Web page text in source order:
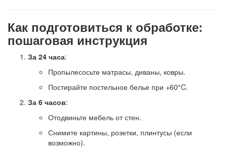
Как подготовиться к обработке:
пошаговая инструкция
За 24 часа:
Пропылесосьте матрасы, диваны, ковры.
Постирайте постельное белье при +60°C.
За 6 часов:
Отодвиньте мебель от стен.
Снимите картины, розетки, плинтусы (если
возможно).